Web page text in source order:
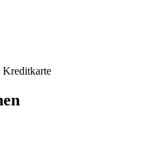
Kreditkarte